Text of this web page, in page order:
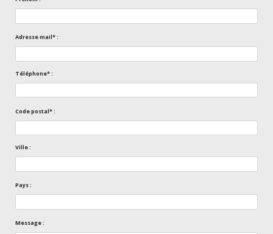
Adresse mail* :
Téléphone* :
Code postal* :
Ville :
Pays :
Message :